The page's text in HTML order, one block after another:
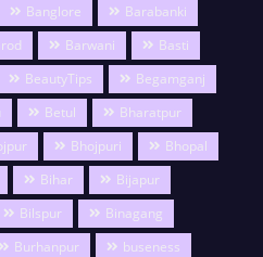
Banglore
Barabanki
Barwani
Basti
BeautyTips
Begamganj
Betul
Bharatpur
Bhojpuri
Bhopal
Bihar
Bijapur
Bilspur
Binagang
Burhanpur
buseness